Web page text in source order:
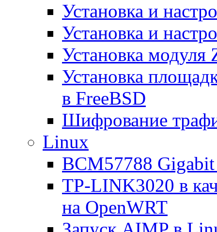
Установка и
Установка и
Установка
Установка
в FreeBSD
Шифрование
Linux
BCM57788
TP-LINK3020 в
на OpenWRT